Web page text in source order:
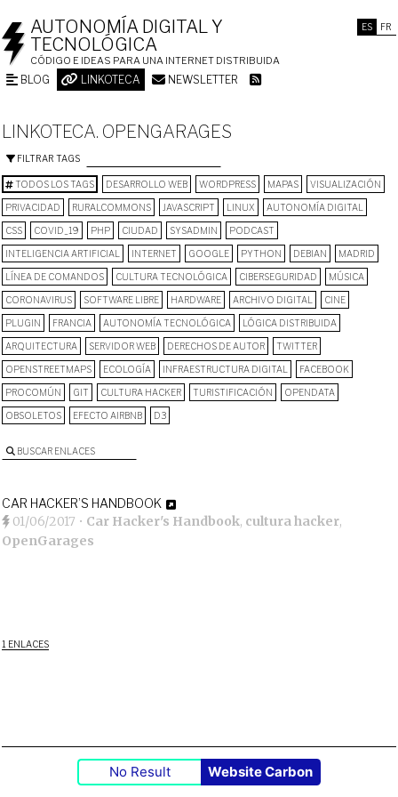
ES FR
AUTONOMÍA DIGITAL Y
TECNOLÓGICA
CÓDIGO E IDEAS PARA UNA INTERNET DISTRIBUIDA
BLOG LINKOTECA NEWSLETTER
LINKOTECA. OPENGARAGES
FILTRAR TAGS
TODOS LOS TAGS DESARROLLO WEB WORDPRESS MAPAS VISUALIZACIÓN
PRIVACIDAD RURALCOMMONS JAVASCRIPT LINUX AUTONOMÍA DIGITAL
CSS COVID_19 PHP CIUDAD SYSADMIN PODCAST
INTELIGENCIA ARTIFICIAL INTERNET GOOGLE PYTHON DEBIAN MADRID
LÍNEA DE COMANDOS CULTURA TECNOLÓGICA CIBERSEGURIDAD MÚSICA
CORONAVIRUS SOFTWARE LIBRE HARDWARE ARCHIVO DIGITAL CINE
PLUGIN FRANCIA AUTONOMÍA TECNOLÓGICA LÓGICA DISTRIBUIDA
ARQUITECTURA SERVIDOR WEB DERECHOS DE AUTOR TWITTER
OPENSTREETMAPS ECOLOGÍA INFRAESTRUCTURA DIGITAL FACEBOOK
PROCOMÚN GIT CULTURA HACKER TURISTIFICACIÓN OPENDATA
OBSOLETOS EFECTO AIRBNB D3
BUSCAR ENLACES
CAR HACKER’S HANDBOOK
01/06/2017 • Car Hacker's Handbook, cultura hacker,
OpenGarages
1 ENLACES
No Result Website Carbon